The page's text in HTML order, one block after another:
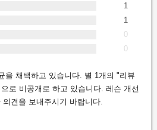
1
1
0
0
을 채택하고 있습니다. 별 1개의 "리뷰
로 비공개로 하고 있습니다. 레슨 개선
견을 보내주시기 바랍니다.